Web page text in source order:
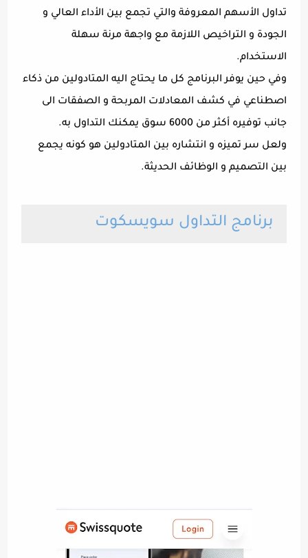
تداول الأسهم المعروفة والتي تجمع بين الأداء العالي و
الجودة و التراخيص اللازمة مع واجهة مرنة سهلة
الاستخدام.
وفي حين يوفر البرنامج كل ما يحتاج اليه المتادولين من ذكاء
اصطناعي في كشف المعادلات المربحة و الصفقات الى
جانب توفيره أكثر من 6000 سوق يمكنك التداول به.
ولعل سر تميزه و انتشاره بين المتادولين هو كونه يجمع
بين التصميم و الوظائف الحديثة.
برنامج التداول سويسكوت